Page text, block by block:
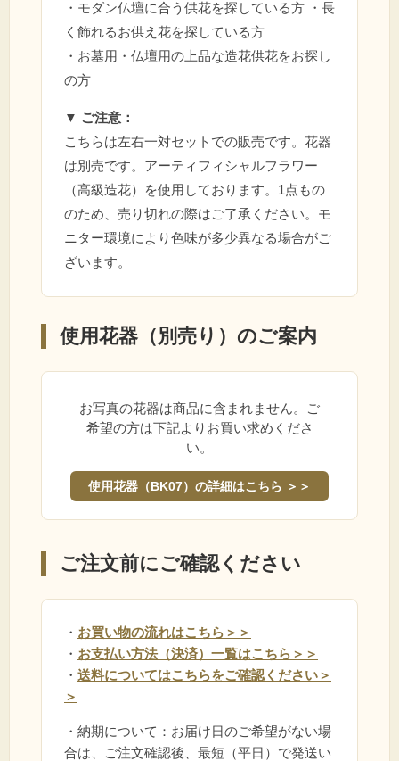
・モダン仏壇に合う供花を探している方 ・長
く飾れるお供え花を探している方
・お墓用・仏壇用の上品な造花供花をお探し
の方
▼ ご注意：
こちらは左右一対セットでの販売です。花器
は別売です。アーティフィシャルフラワー
（高級造花）を使用しております。1点もの
のため、売り切れの際はご了承ください。モ
ニター環境により色味が多少異なる場合がご
ざいます。
使用花器（別売り）のご案内
お写真の花器は商品に含まれません。ご
希望の方は下記よりお買い求めくださ
い。
使用花器（BK07）の詳細はこちら ＞＞
ご注文前にご確認ください
・ お買い物の流れはこちら＞＞
・ お支払い方法（決済）一覧はこちら＞＞
・ 送料についてはこちらをご確認ください＞
＞
・納期について：お届け日のご希望がない場
合は、ご注文確認後、最短（平日）で発送い